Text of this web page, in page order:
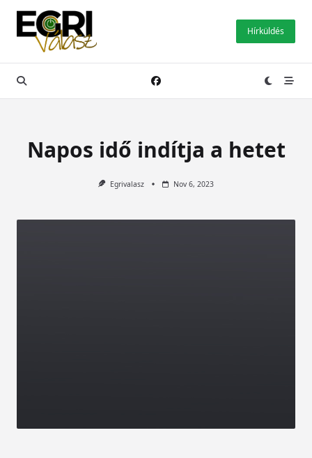
Skip
content
Hírküldés
Napos idő indítja a hetet
Egrivalasz Nov 6, 2023